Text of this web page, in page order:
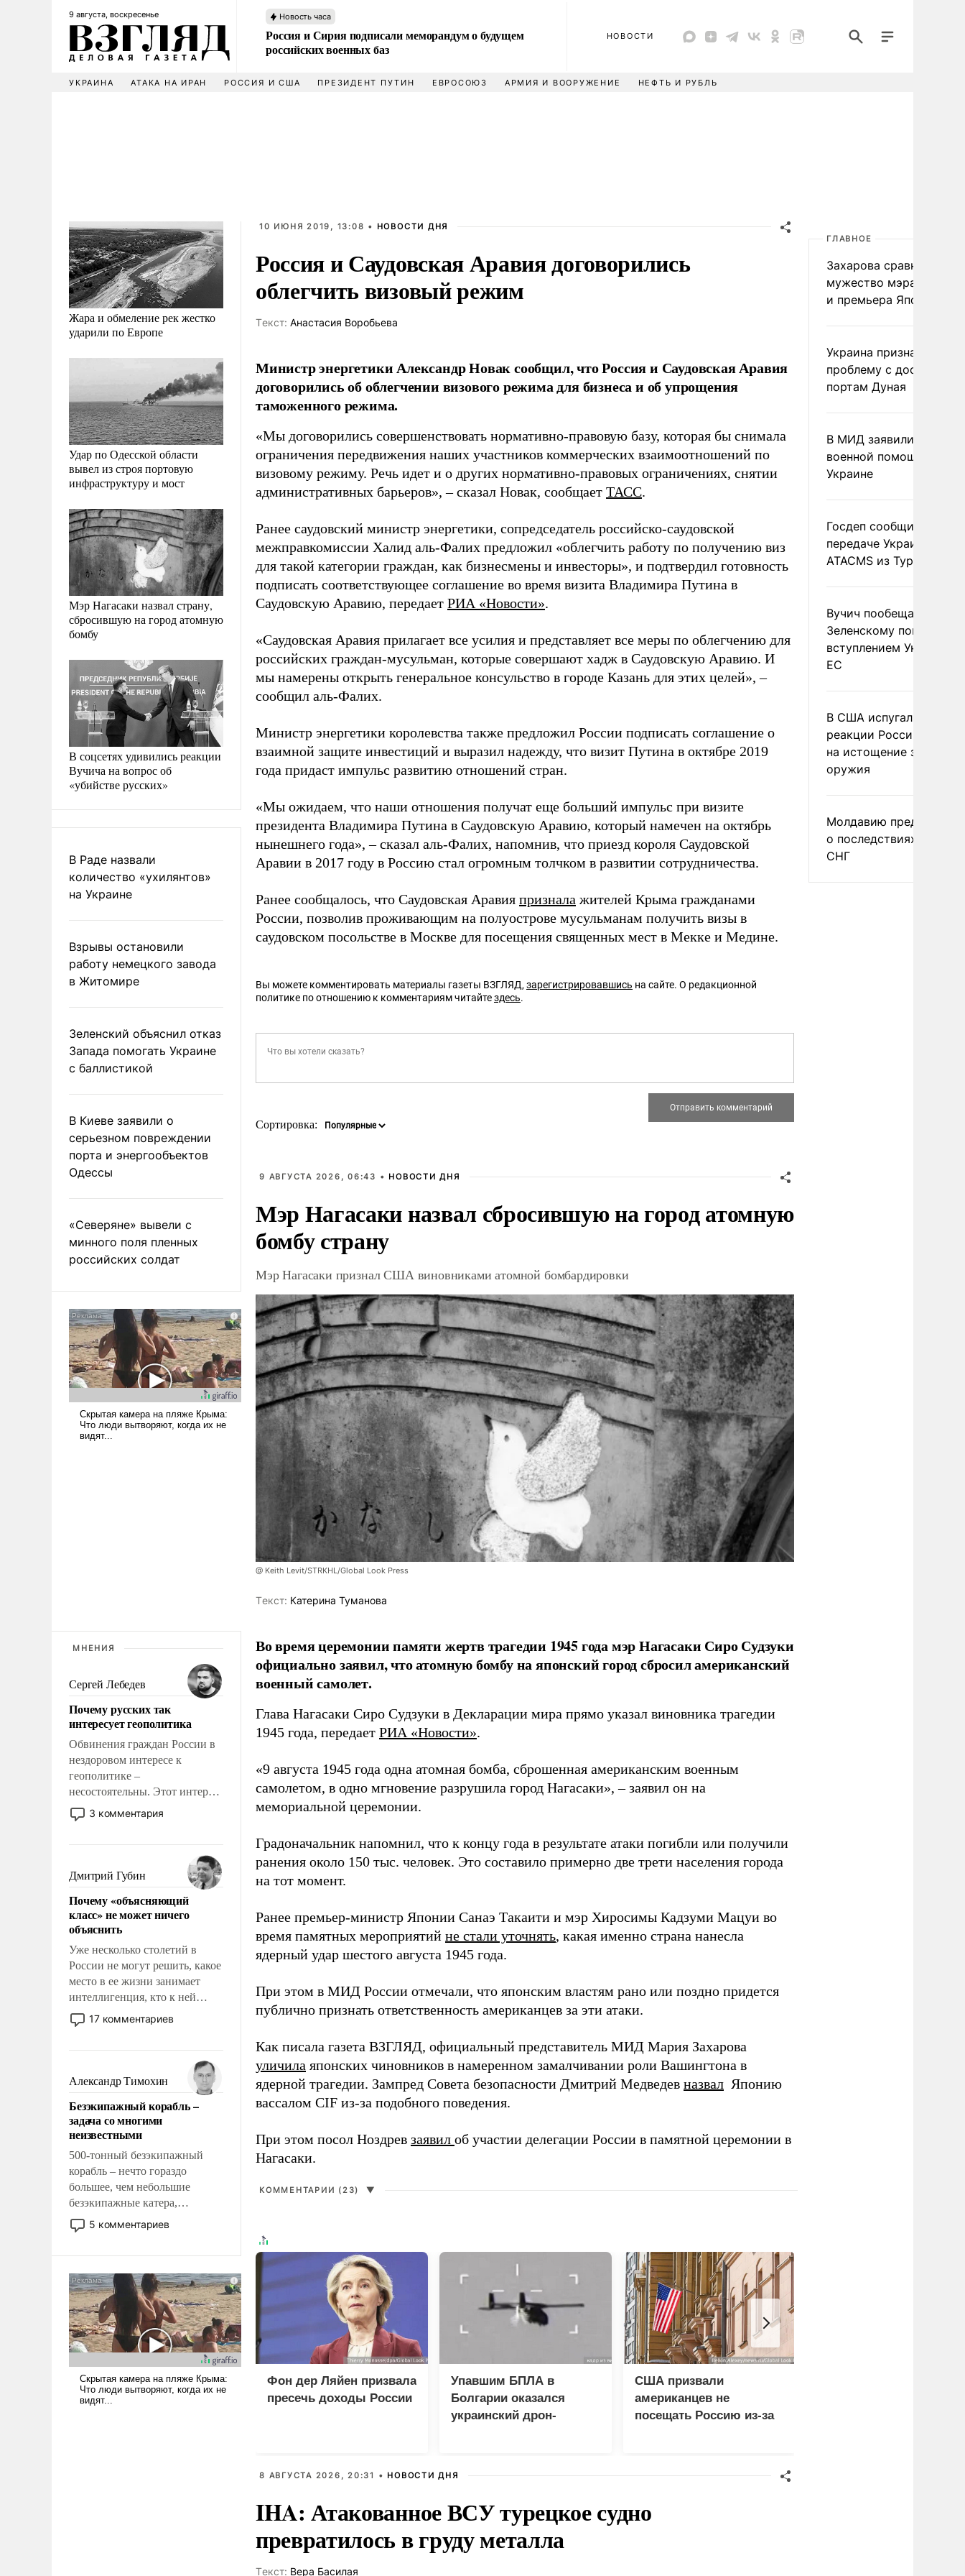
9 августа, воскресенье Новость часа
Россия и Сирия подписали меморандум о будущем
российских военных баз
НОВОСТИ
УКРАИНА АТАКА НА ИРАН РОССИЯ И США ПРЕЗИДЕНТ ПУТИН ЕВРОСОЮЗ АРМИЯ И ВООРУЖЕНИЕ НЕФТЬ И РУБЛЬ
Жара и обмеление рек жестко
ударили по Европе
Удар по Одесской области
вывел из строя портовую
инфраструктуру и мост
Мэр Нагасаки назвал страну,
сбросившую на город атомную
бомбу
В соцсетях удивились реакции
Вучича на вопрос об
«убийстве русских»
В Раде назвали
количество «ухилянтов»
на Украине
Взрывы остановили
работу немецкого завода
в Житомире
Зеленский объяснил отказ
Запада помогать Украине
с баллистикой
В Киеве заявили о
серьезном повреждении
порта и энергообъектов
Одессы
«Северяне» вывели с
минного поля пленных
российских солдат
МНЕНИЯ
Сергей Лебедев
Почему русских так
интересует геополитика
Обвинения граждан России в
нездоровом интересе к
геополитике –
несостоятельны. Этот интерес
рационален и прагматичен. Он
обусловлен тысячелетним
фундаментальным знанием,
что мировая политика имеет
свойство заявляться на порог
нашего дома.
3 комментария
Дмитрий Губин
Почему «объясняющий
класс» не может ничего
объяснить
Уже несколько столетий в
России не могут решить, какое
место в ее жизни занимает
интеллигенция, кто к ней
принадлежит, а кого из нее
исключили с правом
чем она отличается от просто
образованных людей. Иногда
казалось, что эти вопросы
решены раз и навсегда, но –
нет, не решены.
17 комментариев
Александр Тимохин
Безэкипажный корабль –
задача со многими
неизвестными
500-тонный безэкипажный
корабль – нечто гораздо
большее, чем небольшие
безэкипажные катера,
применение которых уже
стало обыденностью. Задача по
и ее реализация радикально
поднимет наши боевые
возможности.
5 комментариев
10 ИЮНЯ 2019, 13:08 • НОВОСТИ ДНЯ
Россия и Саудовская Аравия договорились
облегчить визовый режим
Tекст: Анастасия Воробьева
Министр энергетики Александр Новак сообщил, что Россия и Саудовская Аравия
договорились об облегчении визового режима для бизнеса и об упрощения
таможенного режима.
«Мы договорились совершенствовать нормативно-правовую базу, которая бы снимала
ограничения передвижения наших участников коммерческих взаимоотношений по
визовому режиму. Речь идет и о других нормативно-правовых ограничениях, снятии
административных барьеров», – сказал Новак, сообщает ТАСС.
Ранее саудовский министр энергетики, сопредседатель российско-саудовской
межправкомиссии Халид аль-Фалих предложил «облегчить работу по получению виз
для такой категории граждан, как бизнесмены и инвесторы», и подтвердил готовность
подписать соответствующее соглашение во время визита Владимира Путина в
Саудовскую Аравию, передает РИА «Новости».
«Саудовская Аравия прилагает все усилия и представляет все меры по облегчению для
российских граждан-мусульман, которые совершают хадж в Саудовскую Аравию. И
мы намерены открыть генеральное консульство в городе Казань для этих целей», –
сообщил аль-Фалих.
Министр энергетики королевства также предложил России подписать соглашение о
взаимной защите инвестиций и выразил надежду, что визит Путина в октябре 2019
года придаст импульс развитию отношений стран.
«Мы ожидаем, что наши отношения получат еще больший импульс при визите
президента Владимира Путина в Саудовскую Аравию, который намечен на октябрь
нынешнего года», – сказал аль-Фалих, напомнив, что приезд короля Саудовской
Аравии в 2017 году в Россию стал огромным толчком в развитии сотрудничества.
Ранее сообщалось, что Саудовская Аравия признала жителей Крыма гражданами
России, позволив проживающим на полуострове мусульманам получить визы в
саудовском посольстве в Москве для посещения священных мест в Мекке и Медине.
Вы можете комментировать материалы газеты ВЗГЛЯД, зарегистрировавшись на сайте. О редакционной
политике по отношению к комментариям читайтездесь.
Сортировка:
9 АВГУСТА 2026, 06:43 • НОВОСТИ ДНЯ
Мэр Нагасаки назвал сбросившую на город атомную
бомбу страну
Мэр Нагасаки признал США виновниками атомной бомбардировки
@ Keith Levit/STRKHL/Global Look Press
Tекст: Катерина Туманова
Во время церемонии памяти жертв трагедии 1945 года мэр Нагасаки Сиро Судзуки
официально заявил, что атомную бомбу на японский город сбросил американский
военный самолет.
Глава Нагасаки Сиро Судзуки в Декларации мира прямо указал виновника трагедии
1945 года, передает РИА «Новости».
«9 августа 1945 года одна атомная бомба, сброшенная американским военным
самолетом, в одно мгновение разрушила город Нагасаки», – заявил он на
мемориальной церемонии.
Градоначальник напомнил, что к концу года в результате атаки погибли или получили
ранения около 150 тыс. человек. Это составило примерно две трети населения города
на тот момент.
Ранее премьер-министр Японии Санаэ Такаити и мэр Хиросимы Кадзуми Мацуи во
время памятных мероприятий не стали уточнять, какая именно страна нанесла
ядерный удар шестого августа 1945 года.
При этом в МИД России отмечали, что японским властям рано или поздно придется
публично признать ответственность американцев за эти атаки.
Как писала газета ВЗГЛЯД, официальный представитель МИД Мария Захарова
уличила японских чиновников в намеренном замалчивании роли Вашингтона в
ядерной трагедии. Зампред Совета безопасности Дмитрий Медведев назвал Японию
вассалом CIF из-за подобного поведения.
При этом посол Ноздрев заявил об участии делегации России в памятной церемонии в
Нагасаки.
КОММЕНТАРИИ (23) ▼
Фон дер Ляйен призвала
пресечь доходы России
Упавшим БПЛА в
Болгарии оказался
украинский дрон-
США призвали
американцев не
посещать Россию из-за
8 АВГУСТА 2026, 20:31 • НОВОСТИ ДНЯ
IHA: Атакованное ВСУ турецкое судно
превратилось в груду металла
Tекст: Вера Басилая
ГЛАВНОЕ
Захарова сравнила
мужество мэра
и премьера Японии
Украина признала
проблему с доступом к
портам Дуная
В МИД заявили о
военной помощи
Украине
Госдеп сообщил о
передаче Украине
ATACMS из Турции
Вучич пообещал
Зеленскому помочь со
вступлением Украины в
ЕС
В США испугались
реакции России и
на истощение запасов
оружия
Молдавию
о последствиях выхода
СНГ